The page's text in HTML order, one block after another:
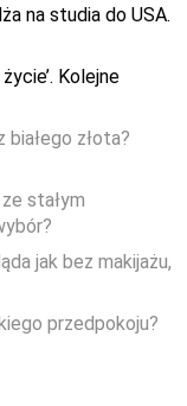
na studia do USA.
Kolejne
białego złota?
stałym
jak bez makijażu,
przedpokoju?